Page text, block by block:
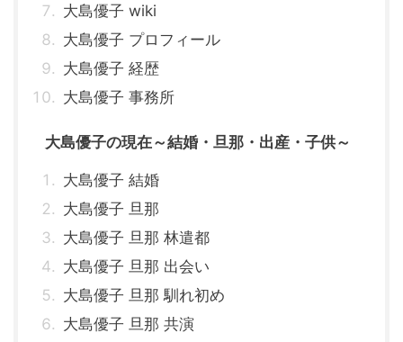
大島優子 wiki
大島優子 プロフィール
大島優子 経歴
大島優子 事務所
大島優子の現在～結婚・旦那・出産・子供～
大島優子 結婚
大島優子 旦那
大島優子 旦那 林遣都
大島優子 旦那 出会い
大島優子 旦那 馴れ初め
大島優子 旦那 共演